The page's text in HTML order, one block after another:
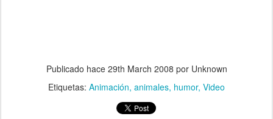
Publicado hace 29th March 2008 por Unknown
Etiquetas: Animación animales humor Video